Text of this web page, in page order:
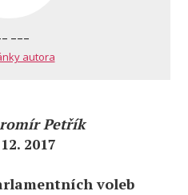
---
autora
Petřík
12. 2017
voleb